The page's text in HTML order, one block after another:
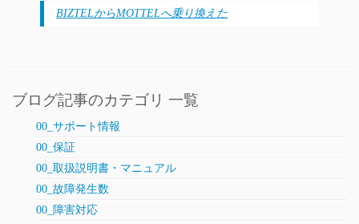
BIZTELからMOTTELへ乗り換えた
ブログ記事のカテゴリ 一覧
00_サポート情報
00_保証
00_取扱説明書・マニュアル
00_故障発生数
00_障害対応